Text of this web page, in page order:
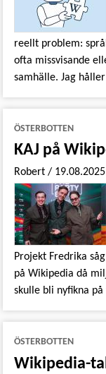
reellt problem:
ofta missvisande
samhälle. Jag
ÖSTERBOTTEN
KAJ på
Robert/ 19.08.2025
Projekt Fredrika
på Wikipedia då
skulle bli nyfikna
ÖSTERBOTTEN
Wikipedia-